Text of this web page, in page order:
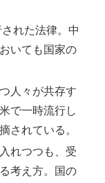
れた法律。中
いても国家の
人々が共存す
で一時流行し
されている。
れつつも、受
考え方。国の